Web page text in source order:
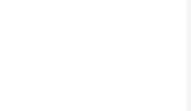
numerosas instalaciones
sea agradable y
una base excelente para
Además de sus
propietario ofrece una